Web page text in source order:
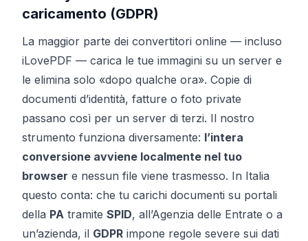
caricamento (GDPR)
La maggior parte dei convertitori online — incluso
iLovePDF — carica le tue immagini su un server e
le elimina solo «dopo qualche ora». Copie di
documenti d’identità, fatture o foto private
passano così per un server di terzi. Il nostro
strumento funziona diversamente: l’intera
conversione avviene localmente nel tuo
browser e nessun file viene trasmesso. In Italia
questo conta: che tu carichi documenti su portali
della PA tramite SPID, all’Agenzia delle Entrate o a
un’azienda, il GDPR impone regole severe sui dati